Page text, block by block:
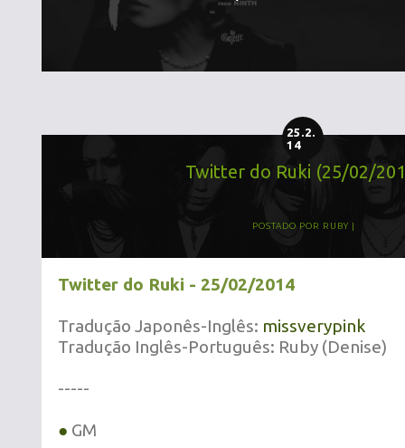
25.2.
14
Twitter do Ruki (25/02/
POSTADO POR RUBY
Twitter do Ruki - 25/02/2014
Tradução Japonês-Inglês: missverypink
Tradução Inglês-Português: Ruby (Denise)
-----
● GM